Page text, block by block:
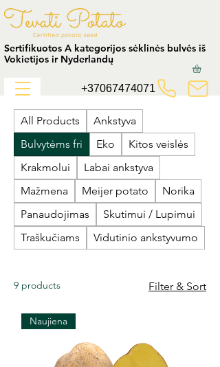
Sertifikuotos A kategorijos sėklinės bulvės iš
Vokietijos ir Nyderlandų
+37067474071
All Products
Ankstyva
Bulvytėms fri
Eko
Kitos veislės
Krakmolui
Labai ankstyva
Mažmena
Meijer potato
Norika
Panaudojimas
Skutimui / Lupimui
Traškučiams
Vidutinio ankstyvumo
9 products Filter & Sort
Naujiena